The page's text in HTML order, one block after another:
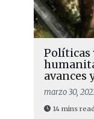
Políticas
avances
marzo 30,
14 mins